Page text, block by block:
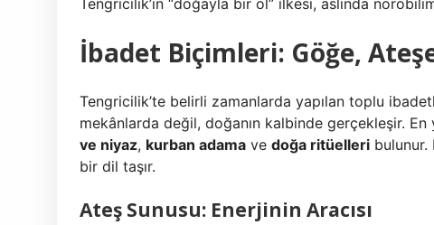
Tengricilik’in “doğayla bir ol” ilkesi, aslında
İbadet Biçimleri: Göğe,
Tengricilik’te belirli zamanlarda yapılan toplu
mekânlarda değil, doğanın kalbinde gerçekleşir. En
ve niyaz, kurban adama ve doğa ritüelleri bulunur.
bir dil taşır.
Ateş Sunusu: Enerjinin Aracısı